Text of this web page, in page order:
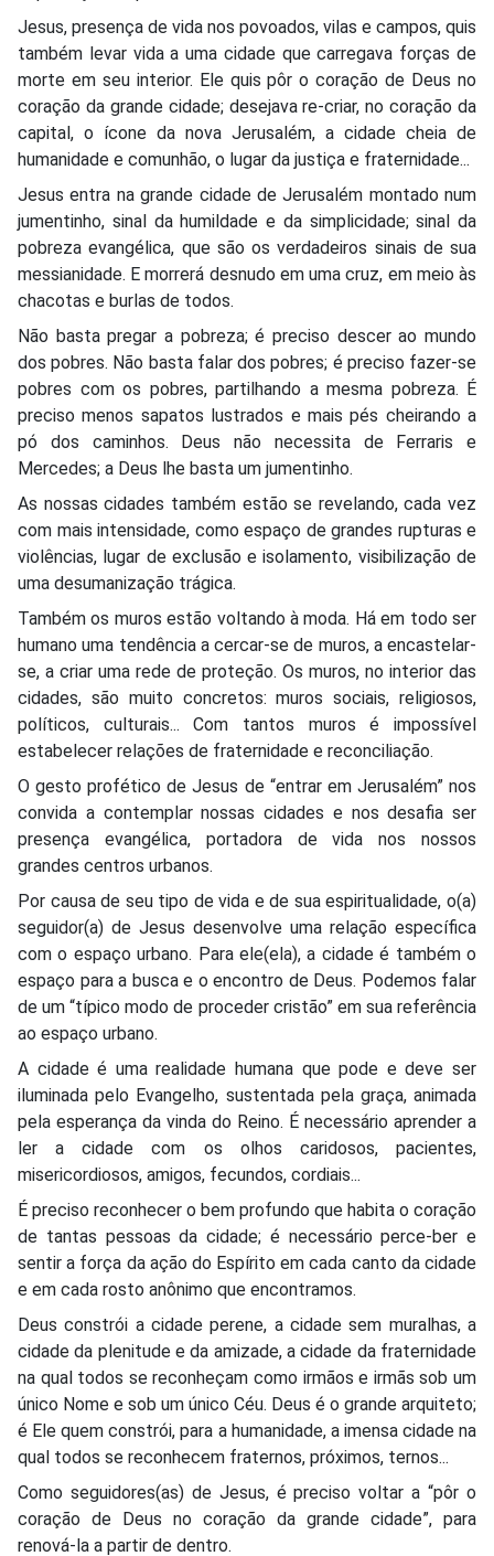
Jesus, presença de vida nos povoados, vilas e campos, quis
também levar vida a uma cidade que carregava forças de
morte em seu interior. Ele quis pôr o coração de Deus no
coração da grande cidade; desejava re-criar, no coração da
capital, o ícone da nova Jerusalém, a cidade cheia de
humanidade e comunhão, o lugar da justiça e fraternidade...
Jesus entra na grande cidade de Jerusalém montado num
jumentinho, sinal da humildade e da simplicidade; sinal da
pobreza evangélica, que são os verdadeiros sinais de sua
messianidade. E morrerá desnudo em uma cruz, em meio às
chacotas e burlas de todos.
Não basta pregar a pobreza; é preciso descer ao mundo
dos pobres. Não basta falar dos pobres; é preciso fazer-se
pobres com os pobres, partilhando a mesma pobreza. É
preciso menos sapatos lustrados e mais pés cheirando a
pó dos caminhos. Deus não necessita de Ferraris e
Mercedes; a Deus lhe basta um jumentinho.
As nossas cidades também estão se revelando, cada vez
com mais intensidade, como espaço de grandes rupturas e
violências, lugar de exclusão e isolamento, visibilização de
uma desumanização trágica.
Também os muros estão voltando à moda. Há em todo ser
humano uma tendência a cercar-se de muros, a encastelar-
se, a criar uma rede de proteção. Os muros, no interior das
cidades, são muito concretos: muros sociais, religiosos,
políticos, culturais... Com tantos muros é impossível
estabelecer relações de fraternidade e reconciliação.
O gesto profético de Jesus de “entrar em Jerusalém” nos
convida a contemplar nossas cidades e nos desafia ser
presença evangélica, portadora de vida nos nossos
grandes centros urbanos.
Por causa de seu tipo de vida e de sua espiritualidade, o(a)
seguidor(a) de Jesus desenvolve uma relação específica
com o espaço urbano. Para ele(ela), a cidade é também o
espaço para a busca e o encontro de Deus. Podemos falar
de um “típico modo de proceder cristão” em sua referência
ao espaço urbano.
A cidade é uma realidade humana que pode e deve ser
iluminada pelo Evangelho, sustentada pela graça, animada
pela esperança da vinda do Reino. É necessário aprender a
ler a cidade com os olhos caridosos, pacientes,
misericordiosos, amigos, fecundos, cordiais...
É preciso reconhecer o bem profundo que habita o coração
de tantas pessoas da cidade; é necessário perce-ber e
sentir a força da ação do Espírito em cada canto da cidade
e em cada rosto anônimo que encontramos.
Deus constrói a cidade perene, a cidade sem muralhas, a
cidade da plenitude e da amizade, a cidade da fraternidade
na qual todos se reconheçam como irmãos e irmãs sob um
único Nome e sob um único Céu. Deus é o grande arquiteto;
é Ele quem constrói, para a humanidade, a imensa cidade na
qual todos se reconhecem fraternos, próximos, ternos...
Como seguidores(as) de Jesus, é preciso voltar a “pôr o
coração de Deus no coração da grande cidade”, para
renová-la a partir de dentro.